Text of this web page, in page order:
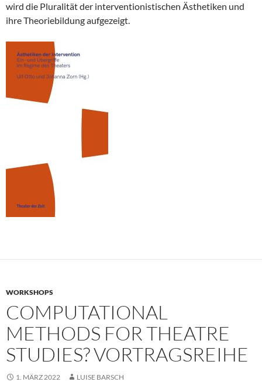
wird die Pluralität der interventionistischen Ästhetiken und
ihre Theoriebildung aufgezeigt.
WORKSHOPS
COMPUTATIONAL
METHODS FOR THEATRE
STUDIES? VORTRAGSREIHE
1. MÄRZ 2022 LUISE BARSCH